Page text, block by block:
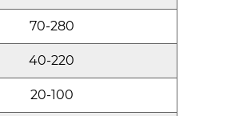
70-280
40-220
20-100